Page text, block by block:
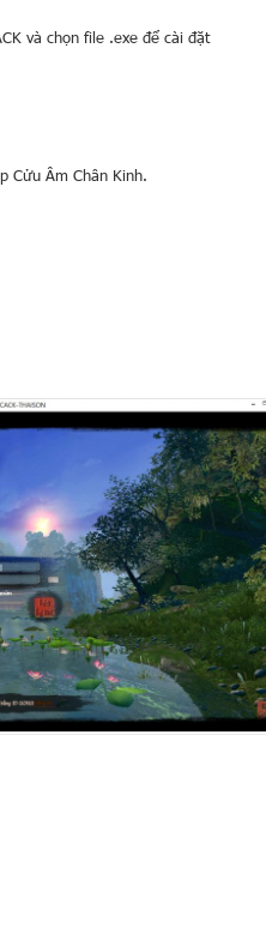
và chọn file .exe để cài đặt
Cửu Âm Chân Kinh.